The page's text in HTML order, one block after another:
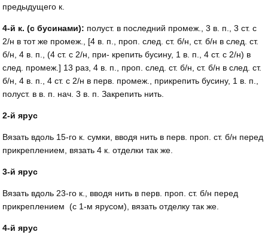
предыдущего к.
4-й к. (с бусинами): полуст. в последний пpомеж., 3 в. п., 3 ст. c
2/н в тот же промеж., [4 в. п., проп. след. ст. б/н, ст. б/н в след. ст.
б/н, 4 в. п., (4 ст. c 2/н, при- крепить бусину, 1 в. п., 4 ст. c 2/н) в
след. промеж.] 13 раз, 4 в. п., прoп. след. ст. б/н, ст. б/н в след. ст.
б/н, 4 в. п., 4 ст. c 2/н в перв. промеж., прикрепить бусину, 1 в. п.,
полуст. в в. п. нач. 3 в. п. Закрепить нить.
2-й ярус
Вязать вдоль 15-го к. сумки, вводя нить в перв. проп. ст. б/н перед
прикреплением, вязать 4 к. отделки так же.
3-й ярус
Вязать вдоль 23-го к., вводя нить в перв. проп. ст. б/н перед
прикреплением (c 1-м ярусом), вязать отделку так же.
4-й ярус